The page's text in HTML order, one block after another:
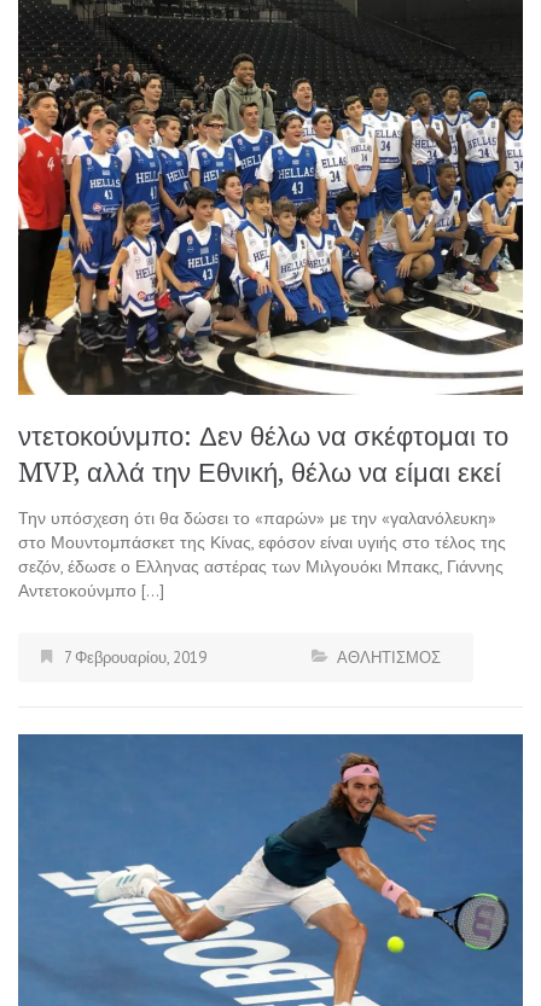
ντετοκούνμπο: Δεν θέλω να σκέφτομαι το
MVP, αλλά την Εθνική, θέλω να είμαι εκεί
Την υπόσχεση ότι θα δώσει το «παρών» με την «γαλανόλευκη»
στο Μουντομπάσκετ της Κίνας, εφόσον είναι υγιής στο τέλος της
σεζόν, έδωσε ο Ελληνας αστέρας των Μιλγουόκι Μπακς, Γιάννης
Αντετοκούνμπο […]
7 Φεβρουαρίου, 2019 ΑΘΛΗΤΙΣΜΟΣ